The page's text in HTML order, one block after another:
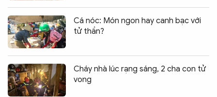
Cá nóc: Món ngon hay canh bạc với
tử thần?
Cháy nhà lúc rạng sáng, 2 cha con tử
vong